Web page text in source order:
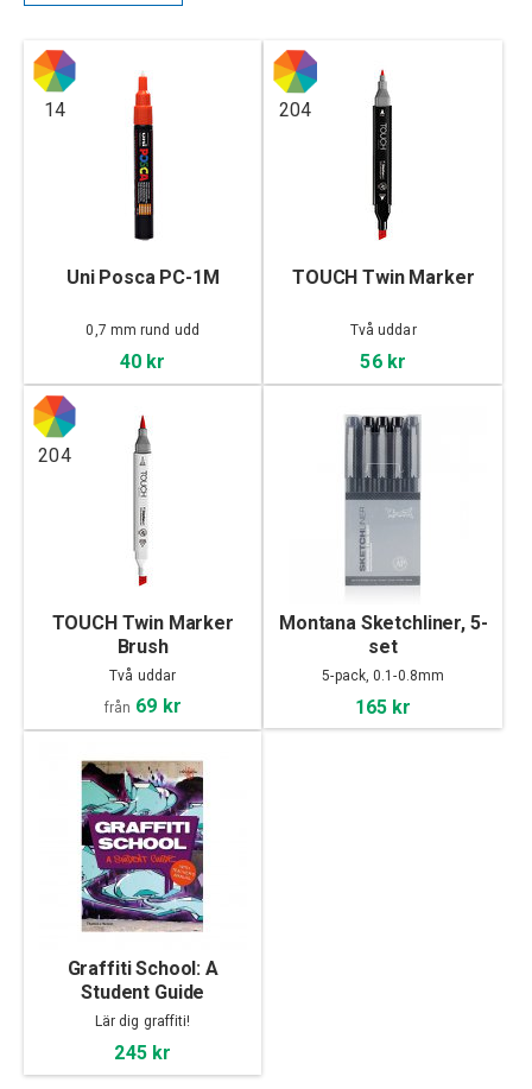
14
Uni Posca PC-1M
0,7 mm rund udd
40 kr
204
TOUCH Twin Marker
Två uddar
56 kr
204
TOUCH Twin Marker
Brush
Två uddar
från 69 kr
Montana Sketchliner, 5-
set
5-pack, 0.1-0.8mm
165 kr
Graffiti School: A
Student Guide
Lär dig graffiti!
245 kr